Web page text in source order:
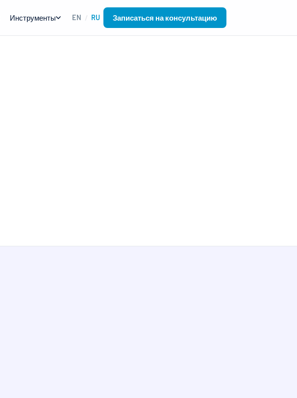
Инструменты EN / RU Записаться на консультацию